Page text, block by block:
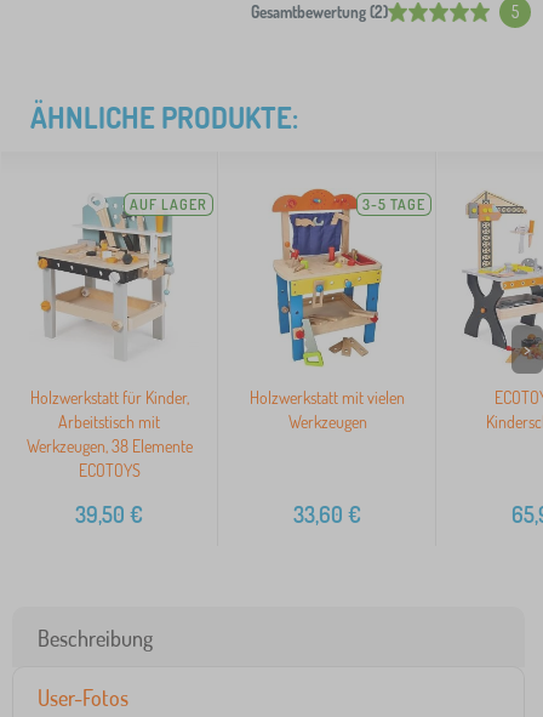
Gesamtbewertung (2) 5
ÄHNLICHE PRODUKTE:
AUF LAGER
Holzwerkstatt für Kinder,
Arbeitstisch mit
Werkzeugen, 38 Elemente
ECOTOYS
39,50 €
3-5 TAGE
Holzwerkstatt mit vielen
Werkzeugen
33,60 €
>
Beschreibung
User-Fotos